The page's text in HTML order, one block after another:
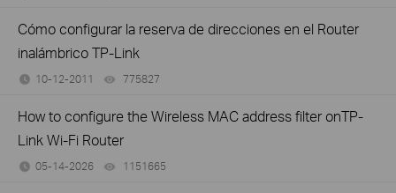
Cómo configurar la reserva de direcciones en el Router
inalámbrico TP-Link
10-12-2011 775827
How to configure the Wireless MAC address filter onTP-
Link Wi-Fi Router
05-14-2026 1151665